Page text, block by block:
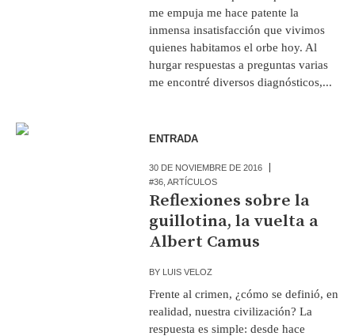
me empuja me hace patente la
inmensa insatisfacción que vivimos
quienes habitamos el orbe hoy. Al
hurgar respuestas a preguntas varias
me encontré diversos diagnósticos,...
ENTRADA
30 DE NOVIEMBRE DE 2016
#36 ,ARTÍCULOS
Reflexiones sobre la
guillotina, la vuelta a
Albert Camus
BY LUIS VELOZ
Frente al crimen, ¿cómo se definió, en
realidad, nuestra civilización? La
respuesta es simple: desde hace